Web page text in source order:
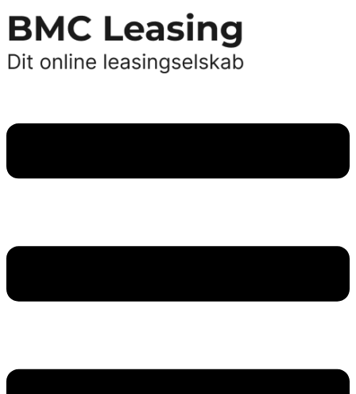
til
indhold